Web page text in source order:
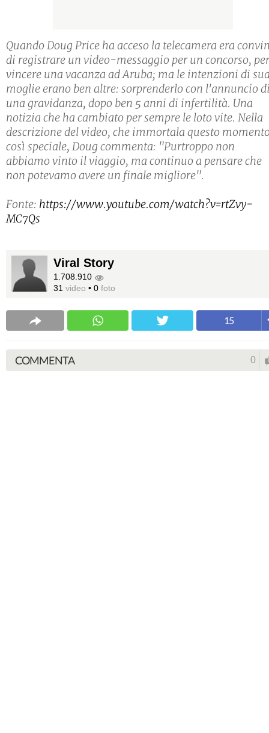
Quando Doug Price ha acceso la telecamera era
di registrare un video-messaggio per un concorso, per
vincere una vacanza ad Aruba; ma le intenzioni di
moglie erano ben altre: sorprenderlo con l'annuncio
una gravidanza, dopo ben 5 anni di infertilità. Una
notizia che ha cambiato per sempre le loto vite. Nella
descrizione del video, che immortala questo
così speciale, Doug commenta: "Purtroppo non
abbiamo vinto il viaggio, ma continuo a pensare che
non potevamo avere un finale migliore".
Fonte: https://www.youtube.com/watch?v=rtZvy-
MC7Qs
Viral Story
1.708.910
31 video • 0 foto
15
COMMENTA 0